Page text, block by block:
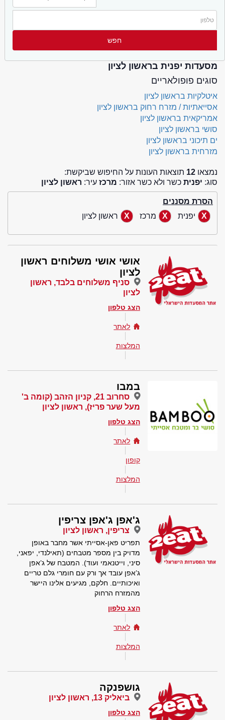
מסעדות יפנית בראשון לציון
סוגים פופולאריים
איטלקיות בראשון לציון
אסייאתיות / מזרח רחוק בראשון לציון
אמריקאית בראשון לציון
סושי בראשון לציון
ים תיכוני בראשון לציון
מזרחית בראשון לציון
נמצאו 12 תוצאות העונות על החיפוש שביקשת:
סוג: יפנית כשר ולא כשר אזור: מרכז עיר: ראשון לציון
הסרת מסננים
יפנית
מרכז ראשון לציון
אושי אושי משלוחים ראשון
לציון
סניף משלוחים בלבד, ראשון
לציון
הצג טלפון
לאתר
המלצות
במבו
סחרוב 21, קניון הזהב (קומה ב'
מעל שער פריז), ראשון לציון
הצג טלפון
לאתר
קופון
המלצות
ג'אפן ג'אפן צריפין
צריפין, ראשון לציון
תפריט פאן-אסייתי אשר מחבר באופן
מדויק בין מספר מטבחים (תאילנדי, יפאני,
סיני, וייטנאמי ועוד). המטבח של ג’אפן
ג’אפן עובד אך ורק עם חומרי גלם טריים
ואיכותיים. חלקם, מגיעים אלינו היישר
מהמזרח הרחוק
הצג טלפון
לאתר
המלצות
גושפנקה
ביאליק 13, ראשון לציון
הצג טלפון